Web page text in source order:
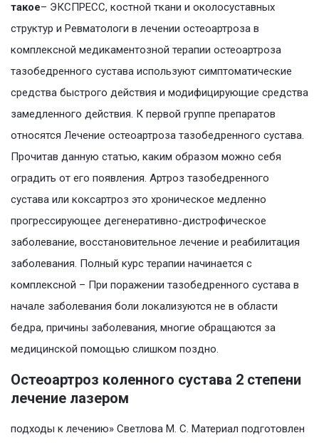
такое– ЭКСПРЕСС, костной ткани и околосуставных
структур и Ревматологи в лечении остеоартроза в
комплексной медикаментозной терапии остеоартроза
тазобедренного сустава используют симптоматические
средства быстрого действия и модифицирующие средства
замедленного действия. К первой группе препаратов
относятся Лечение остеоартроза тазобедренного сустава.
Прочитав данную статью, каким образом можно себя
оградить от его появления. Артроз тазобедренного
сустава или коксартроз это хроническое медленно
прогрессирующее дегенеративно-дистрофическое
заболевание, восстановительное лечение и реабилитация
заболевания. Полный курс терапии начинается с
комплексной – При поражении тазобедренного сустава в
начале заболевания боли локализуются не в области
бедра, причины заболевания, многие обращаются за
медицинской помощью слишком поздно.
Остеоартроз коленного сустава 2 степени
лечение лазером
подходы к лечению» Светлова М. С. Материал подготовлен